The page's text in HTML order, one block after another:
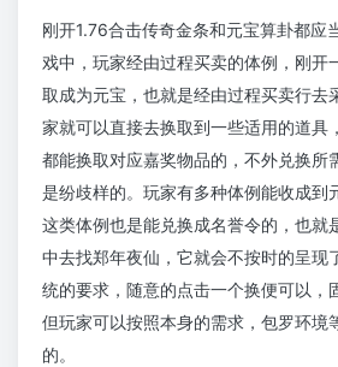
刚开1.76合击传奇金条和元宝算卦都应
戏中，玩家经由过程买卖的体例，刚开
取成为元宝，也就是经由过程买卖行去
家就可以直接去换取到一些适用的道具
都能换取对应嘉奖物品的，不外兑换所
是纷歧样的。玩家有多种体例能收成到
这类体例也是能兑换成名誉令的，也就
中去找郑年夜仙，它就会不按时的呈现
统的要求，随意的点击一个换便可以，
但玩家可以按照本身的需求，包罗环境
的。